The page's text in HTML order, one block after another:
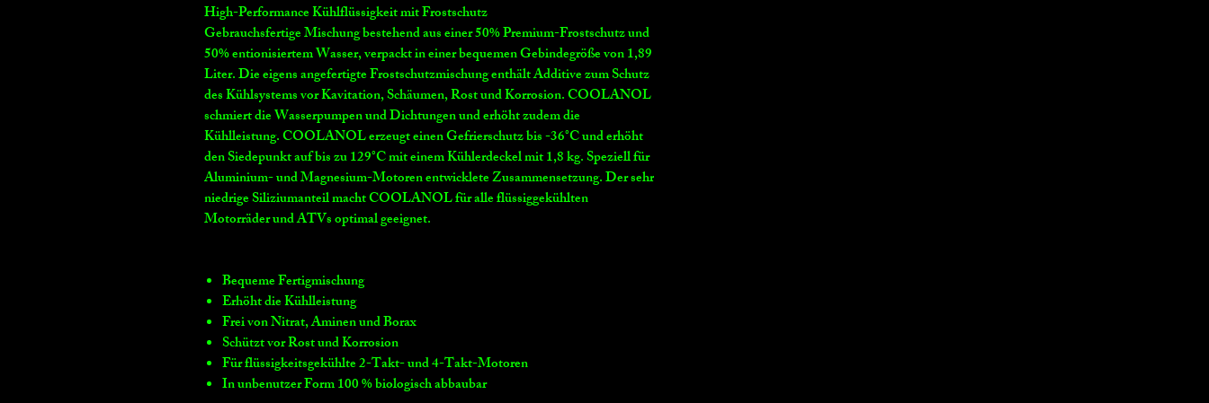
High-Performance Kühlflüssigkeit mit Frostschutz
Gebrauchsfertige Mischung bestehend aus einer 50% Premium-Frostschutz und
50% entionisiertem Wasser, verpackt in einer bequemen Gebindegröße von 1,89
Liter. Die eigens angefertigte Frostschutzmischung enthält Additive zum Schutz
des Kühlsystems vor Kavitation, Schäumen, Rost und Korrosion. COOLANOL
schmiert die Wasserpumpen und Dichtungen und erhöht zudem die
Kühlleistung. COOLANOL erzeugt einen Gefrierschutz bis -36°C und erhöht
den Siedepunkt auf bis zu 129°C mit einem Kühlerdeckel mit 1,8 kg. Speziell für
Aluminium- und Magnesium-Motoren entwicklete Zusammensetzung. Der sehr
niedrige Siliziumanteil macht COOLANOL für alle flüssiggekühlten
Motorräder und ATVs optimal geeignet.
Bequeme Fertigmischung
Erhöht die Kühlleistung
Frei von Nitrat, Aminen und Borax
Schützt vor Rost und Korrosion
Für flüssigkeitsgekühlte 2-Takt- und 4-Takt-Motoren
In unbenutzer Form 100 % biologisch abbaubar